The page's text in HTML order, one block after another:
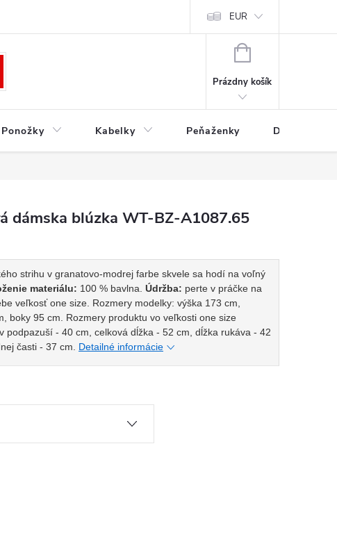
Podmienky ochrany osobných údajov
EUR
NÁKUPNÝ
Prázdny košík
Ponožky Kabelky Peňaženky Drogéria
dámska blúzka WT-BZ-A1087.65
strihu v granatovo-modrej farbe skvele sa hodí na voľný
materiálu: 100 % bavlna. Údržba: perte v práčke na
veľkosť one size. Rozmery modelky: výška 173 cm,
boky 95 cm.
Rozmery produktu vo veľkosti one size
podpazuší - 40 cm, celková dĺžka - 52 cm, dĺžka rukáva - 42
časti - 37 cm.
Detailné informácie